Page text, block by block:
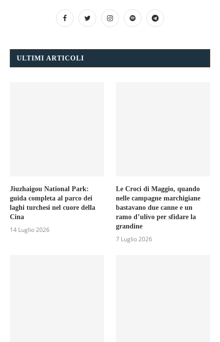
ULTIMI ARTICOLI
Jiuzhaigou National Park:
guida completa al parco dei
laghi turchesi nel cuore della
Cina
14 Luglio 2026
Le Croci di Maggio, quando
nelle campagne marchigiane
bastavano due canne e un
ramo d’ulivo per sfidare la
grandine
7 Luglio 2026